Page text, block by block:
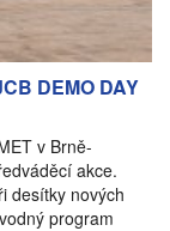
DEMO DAY
v Brně-
akce.
desítky nových
program